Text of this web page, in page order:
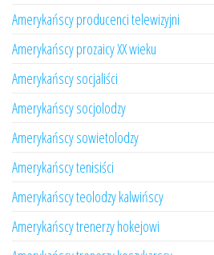
Amerykańscy producenci telewizyjni
Amerykańscy prozaicy XX wieku
Amerykańscy socjaliści
Amerykańscy socjolodzy
Amerykańscy sowietolodzy
Amerykańscy tenisiści
Amerykańscy teolodzy kalwińscy
Amerykańscy trenerzy hokejowi